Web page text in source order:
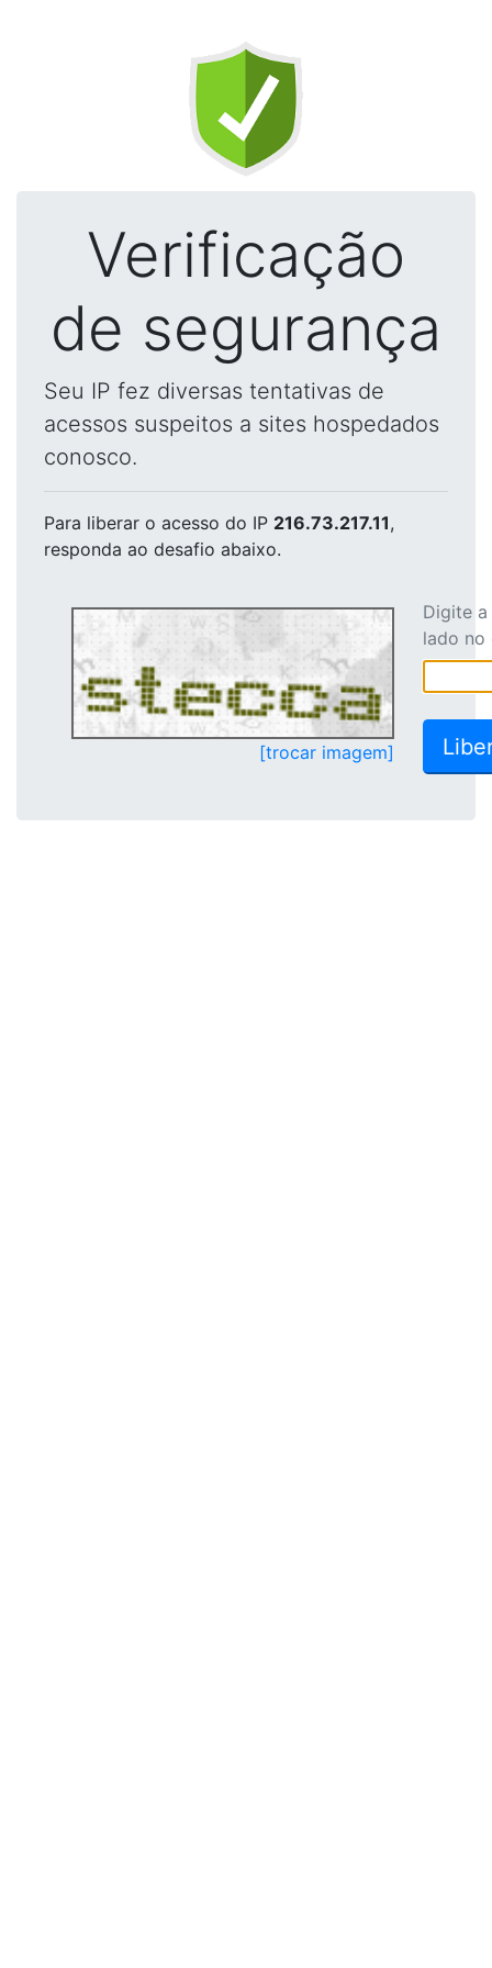
Verificação
de segurança
Seu IP fez diversas tentativas de
acessos suspeitos a sites hospedados
conosco.
Para liberar o acesso do IP 216.73.217.11,
responda ao desafio abaixo.
[trocar imagem]
Digite
lado no